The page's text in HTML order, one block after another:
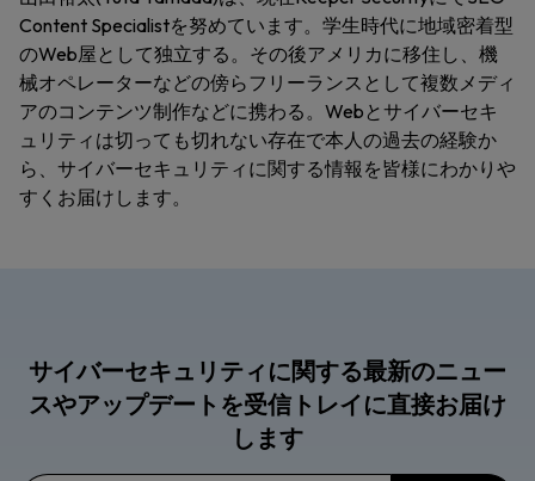
Content Specialistを努めています。学生時代に地域密着型
のWeb屋として独立する。その後アメリカに移住し、機
械オペレーターなどの傍らフリーランスとして複数メディ
アのコンテンツ制作などに携わる。Webとサイバーセキ
ュリティは切っても切れない存在で本人の過去の経験か
ら、サイバーセキュリティに関する情報を皆様にわかりや
すくお届けします。
サイバーセキュリティに関する最新のニュー
スやアップデートを受信トレイに直接お届け
します